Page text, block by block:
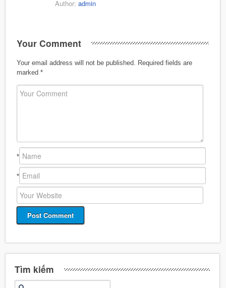
Author: admin
Your Comment
Your email address will not be published.
Required fields are
marked *
*
*
Tìm kiếm